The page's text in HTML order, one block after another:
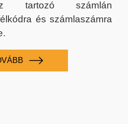
tartozó számlán
és számlaszámra